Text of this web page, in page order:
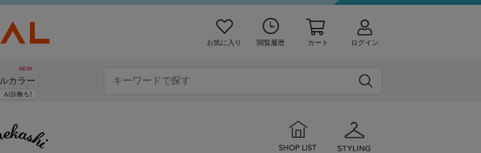
お気に入り 閲覧履歴 カート ログイン
カラー